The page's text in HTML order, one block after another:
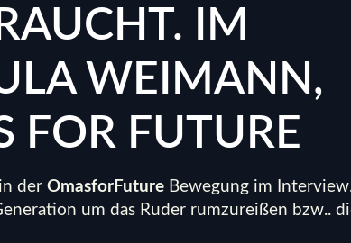
IM
WEIMANN,
FOR FUTURE
derOmasforFuture Bewegung im
um das Ruder rumzureißen bzw..